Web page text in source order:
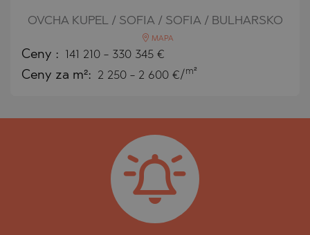
OVCHA KUPEL / SOFIA / SOFIA / BULHARSKO
MAPA
Ceny : 141 210 - 330 345 €
Ceny za m²: 2 250 - 2 600 €/ m²